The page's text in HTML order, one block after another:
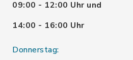
09:00 - 12:00 Uhr und
14:00 - 16:00 Uhr
Donnerstag: